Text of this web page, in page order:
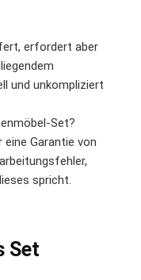
erfordert aber
und unkompliziert
Set?
eine Garantie von
spricht.
Set